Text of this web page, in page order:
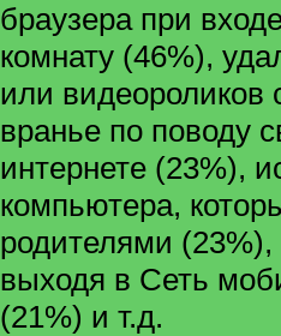
браузера при
комнату (46%),
или видеороликов
вранье по поводу
интернете (23%),
компьютера,
родителями
выходя в Сеть
(21%) и т.д.